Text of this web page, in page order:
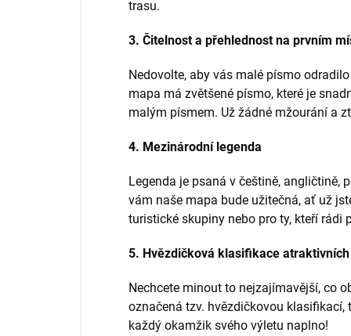
trasu.
3. Čitelnost a přehlednost na prvním
Nedovolte, aby vás malé písmo
mapa má zvětšené písmo, které je
malým písmem. Už žádné mžourání a
4. Mezinárodní legenda
Legenda je psaná v češtině, angličtině,
vám naše mapa bude užitečná, ať už
turistické skupiny nebo pro ty, kteří rádi
5. Hvězdičková klasifikace
Nechcete minout to nejzajímavější, co
označená tzv. hvězdičkovou klasifikací,
každý okamžik svého výletu naplno!